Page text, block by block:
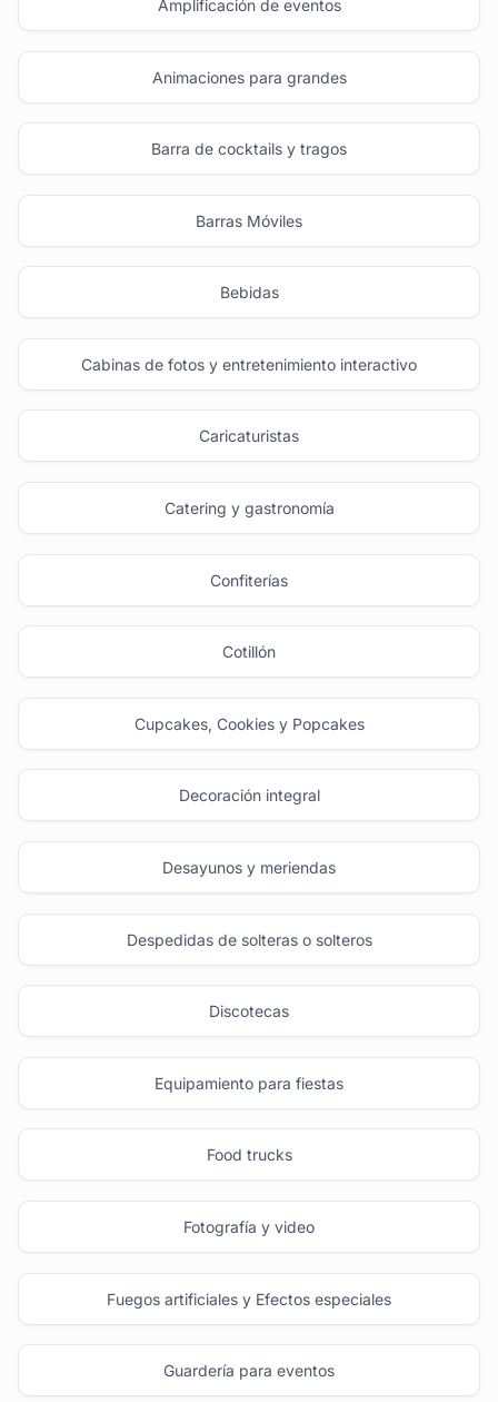
Amplificación de eventos
Animaciones para grandes
Barra de cocktails y tragos
Barras Móviles
Bebidas
Cabinas de fotos y entretenimiento interactivo
Caricaturistas
Catering y gastronomía
Confiterías
Cotillón
Cupcakes, Cookies y Popcakes
Decoración integral
Desayunos y meriendas
Despedidas de solteras o solteros
Discotecas
Equipamiento para fiestas
Food trucks
Fotografía y video
Fuegos artificiales y Efectos especiales
Guardería para eventos